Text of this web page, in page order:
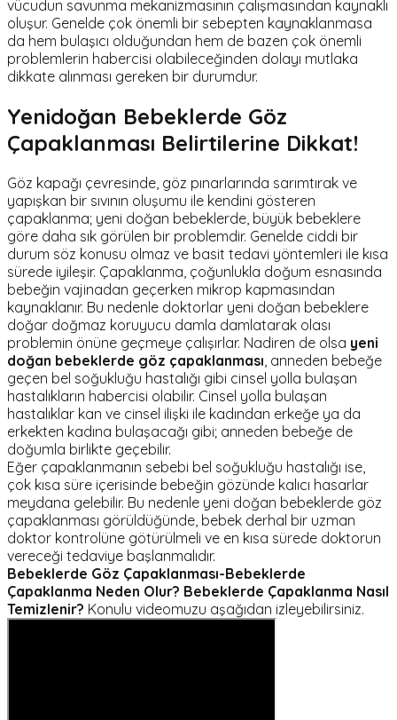
vücudun savunma mekanizmasının çalışmasından kaynaklı
oluşur. Genelde çok önemli bir sebepten kaynaklanmasa
da hem bulaşıcı olduğundan hem de bazen çok önemli
problemlerin habercisi olabileceğinden dolayı mutlaka
dikkate alınması gereken bir durumdur.
Yenidoğan Bebeklerde Göz
Çapaklanması Belirtilerine Dikkat!
Göz kapağı çevresinde, göz pınarlarında sarımtırak ve
yapışkan bir sıvının oluşumu ile kendini gösteren
çapaklanma; yeni doğan bebeklerde, büyük bebeklere
göre daha sık görülen bir problemdir. Genelde ciddi bir
durum söz konusu olmaz ve basit tedavi yöntemleri ile kısa
sürede iyileşir. Çapaklanma, çoğunlukla doğum esnasında
bebeğin vajinadan geçerken mikrop kapmasından
kaynaklanır. Bu nedenle doktorlar yeni doğan bebeklere
doğar doğmaz koruyucu damla damlatarak olası
problemin önüne geçmeye çalışırlar. Nadiren de olsa yeni
doğan bebeklerde göz çapaklanması , anneden bebeğe
geçen bel soğukluğu hastalığı gibi cinsel yolla bulaşan
hastalıkların habercisi olabilir. Cinsel yolla bulaşan
hastalıklar kan ve cinsel ilişki ile kadından erkeğe ya da
erkekten kadına bulaşacağı gibi; anneden bebeğe de
doğumla birlikte geçebilir.
Eğer çapaklanmanın sebebi bel soğukluğu hastalığı ise,
çok kısa süre içerisinde bebeğin gözünde kalıcı hasarlar
meydana gelebilir. Bu nedenle yeni doğan bebeklerde göz
çapaklanması görüldüğünde, bebek derhal bir uzman
doktor kontrolüne götürülmeli ve en kısa sürede doktorun
vereceği tedaviye başlanmalıdır.
Bebeklerde Göz Çapaklanması-Bebeklerde
Çapaklanma Neden Olur? Bebeklerde Çapaklanma Nasıl
Temizlenir? Konulu videomuzu aşağıdan izleyebilirsiniz.